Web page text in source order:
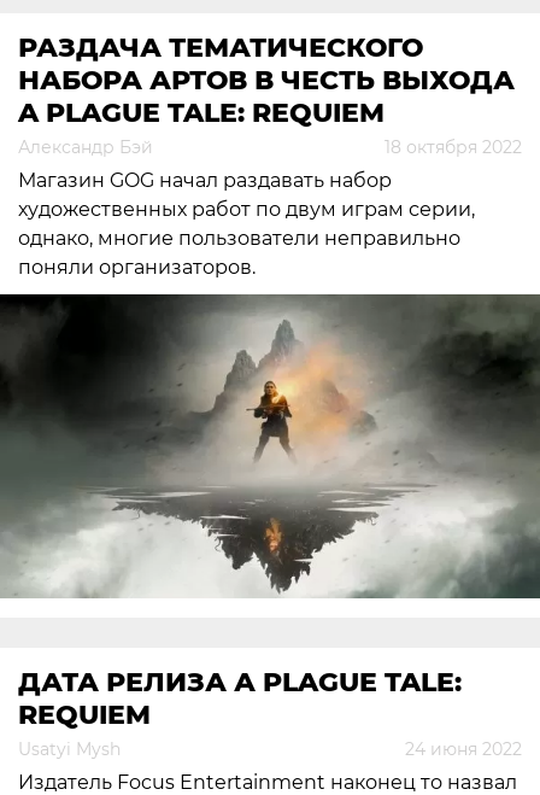
РАЗДАЧА ТЕМАТИЧЕСКОГО
НАБОРА АРТОВ В ЧЕСТЬ ВЫХОДА
A PLAGUE TALE: REQUIEM
Александр Бэй 18 октября 2022
Магазин GOG начал раздавать набор
художественных работ по двум играм серии,
однако, многие пользователи неправильно
поняли организаторов.
ДАТА РЕЛИЗА А PLAGUE TALE:
REQUIEM
Usatyi Mysh 24 июня 2022
Издатель Focus Entertainment наконец то назвал